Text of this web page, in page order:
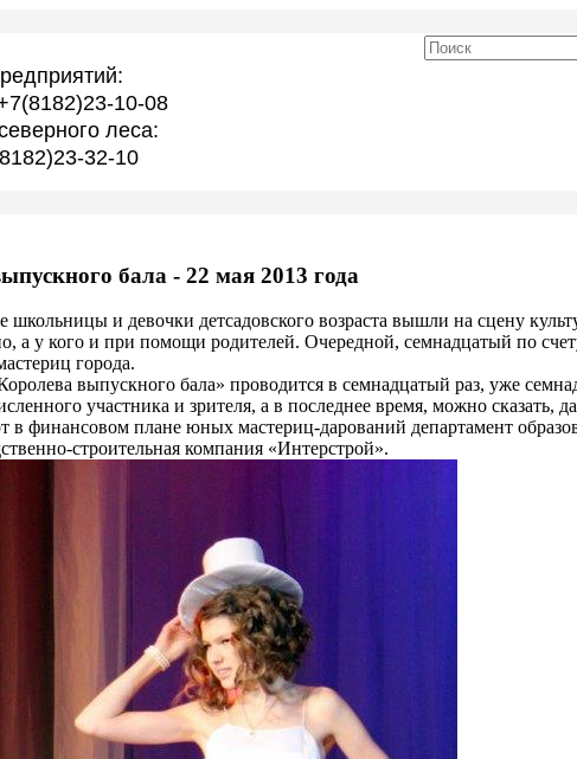
10-08
леса:
32-10
бала - 22 мая 2013 года
школьницы и девочки детсадовского возраста вышли на сцену
а у кого и при помощи родителей. Очередной, семнадцатый по
города.
выпускного бала» проводится в семнадцатый раз, уже
участника и зрителя, а в последнее время, можно сказать,
в финансовом плане юных мастериц-дарований департамент
строительная компания «Интерстрой».